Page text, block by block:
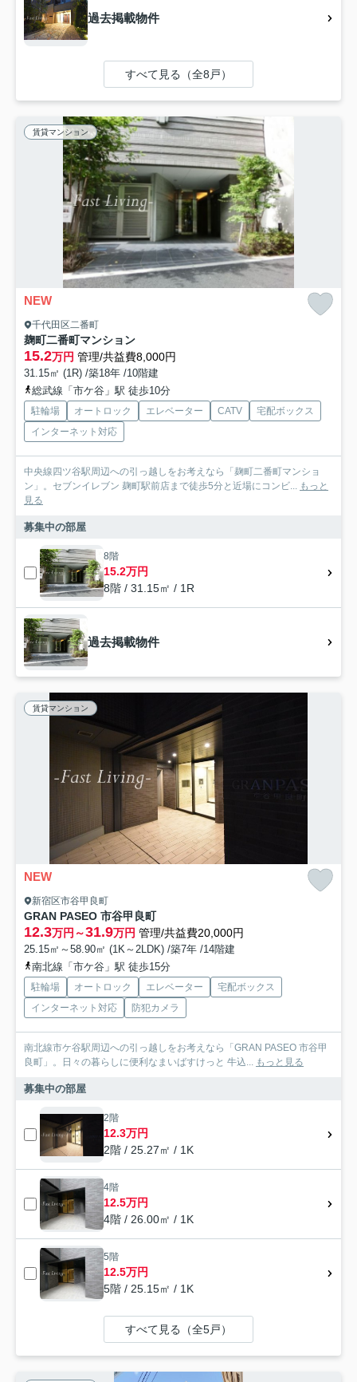
過去掲載物件
すべて見る（全8戸）
賃貸マンション
NEW
千代田区二番町
麹町二番町マンション
15.2万円 管理/共益費8,000円
31.15㎡ (1R) /築18年 /10階建
総武線「市ケ谷」駅 徒歩10分
駐輪場 オートロック エレベーター CATV
宅配ボックス
インターネット対応
中央線四ツ谷駅周辺への引っ越しをお考えなら「麹町二番町マンショ
ン」。セブンイレブン 麹町駅前店まで徒歩5分と近場にコンビ... もっと
見る
募集中の部屋
8階
15.2万円
8階 / 31.15㎡ / 1R
過去掲載物件
賃貸マンション
NEW
新宿区市谷甲良町
GRAN PASEO 市谷甲良町
12.3万円～31.9万円 管理/共益費20,000円
25.15㎡～58.90㎡ (1K～2LDK) /築7年 /14階建
南北線「市ケ谷」駅 徒歩15分
駐輪場 オートロック エレベーター
宅配ボックス
インターネット対応
防犯カメラ
南北線市ケ谷駅周辺への引っ越しをお考えなら「GRAN PASEO 市谷甲
良町」。日々の暮らしに便利なまいばすけっと 牛込... もっと見る
募集中の部屋
2階
12.3万円
2階 / 25.27㎡ / 1K
4階
12.5万円
4階 / 26.00㎡ / 1K
5階
12.5万円
5階 / 25.15㎡ / 1K
すべて見る（全5戸）